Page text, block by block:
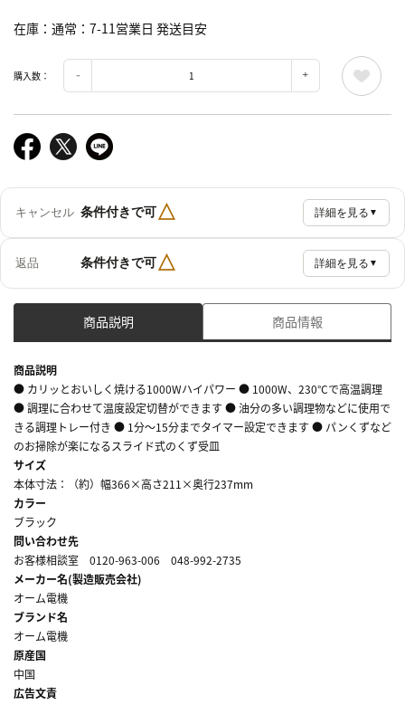
在庫 通常：7-11営業日 発送目安
購入数：
キャンセル 条件付きで可△ 詳細を見る ▼
返品 条件付きで可△ 詳細を見る ▼
商品説明 商品情報
商品説明
● カリッとおいしく焼ける1000Wハイパワー ● 1000W、230°Cで高温調理
● 調理に合わせて温度設定切替ができます ● 油分の多い調理物などに使用で
きる調理トレー付き ● 1分～15分までタイマー設定できます ● パンくずなど
のお掃除が楽になるスライド式のくず受皿
サイズ
本体寸法：（約）幅366×高さ211×奥行237mm
カラー
ブラック
問い合わせ先
お客様相談室 0120-963-006 048-992-2735
メーカー名(製造販売会社)
オーム電機
ブランド名
オーム電機
原産国
中国
広告文責